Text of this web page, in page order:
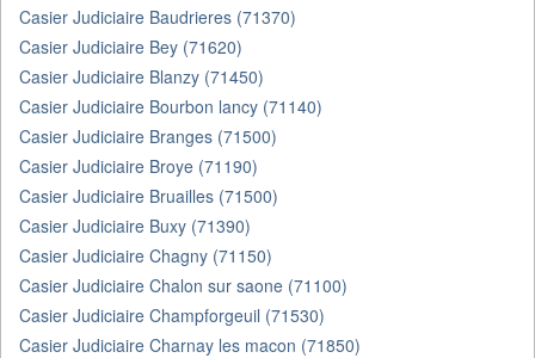
Casier Judiciaire Baudrieres (71370)
Casier Judiciaire Bey (71620)
Casier Judiciaire Blanzy (71450)
Casier Judiciaire Bourbon lancy (71140)
Casier Judiciaire Branges (71500)
Casier Judiciaire Broye (71190)
Casier Judiciaire Bruailles (71500)
Casier Judiciaire Buxy (71390)
Casier Judiciaire Chagny (71150)
Casier Judiciaire Chalon sur saone (71100)
Casier Judiciaire Champforgeuil (71530)
Casier Judiciaire Charnay les macon (71850)